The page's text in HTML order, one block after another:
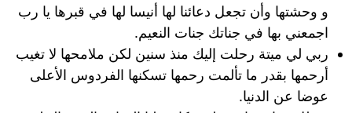
و وحشتها وأن تجعل دعائنا لها أنيسا لها في قبرها يا رب
اجمعني بها في جناتك جنات النعيم.
ربي لي ميتة رحلت إليك منذ سنين لكن ملامحها لا تغيب
أرحمها بقدر ما تألمت رحمها تسكنها الفردوس الأعلى
عوضا عن الدنيا.